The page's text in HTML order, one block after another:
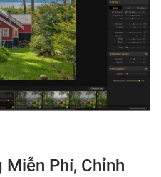
Phí, Chỉnh